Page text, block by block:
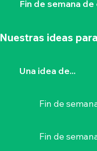
Fin de semana
Nuestras ideas
Una idea de...
Fin de
Fin de